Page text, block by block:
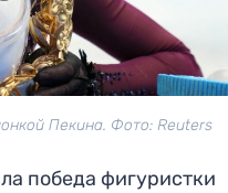
Пекина. Фото: Reuters
победа фигуристки